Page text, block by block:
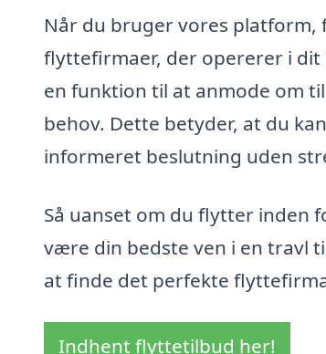
Når du bruger vores
flyttefirmaer, der opererer i dit
en funktion til at anmode om
behov. Dette betyder, at du
informeret beslutning uden
Så uanset om du flytter inden
være din bedste ven i en travl
at finde det perfekte
Indhent flyttetilbud her!